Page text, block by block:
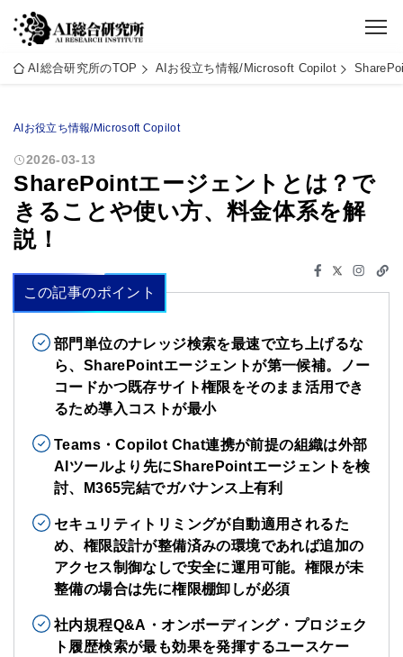
AI総合研究所のTOP AIお役立ち情報/Microsoft Copilot
AIお役立ち情報/Microsoft Copilot
2026-03-13
SharePointエージェントとは？で
きることや使い方、料金体系を解
説！
この記事のポイント
部門単位のナレッジ検索を最速で立ち上げるな
ら、SharePointエージェントが第一候補。ノー
コードかつ既存サイト権限をそのまま活用でき
るため導入コストが最小
Teams・Copilot Chat連携が前提の組織は外部
AIツールより先にSharePointエージェントを検
討、M365完結でガバナンス上有利
セキュリティトリミングが自動適用されるた
め、権限設計が整備済みの環境であれば追加の
アクセス制御なしで安全に運用可能。権限が未
整備の場合は先に権限棚卸しが必須
社内規程Q&A・オンボーディング・プロジェク
ト履歴検索が最も効果を発揮するユースケー